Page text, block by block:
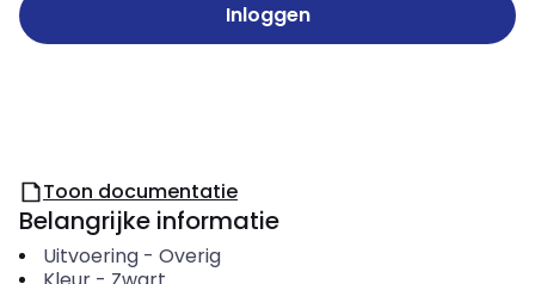
Inloggen
Toon documentatie
Belangrijke informatie
Uitvoering- Overig